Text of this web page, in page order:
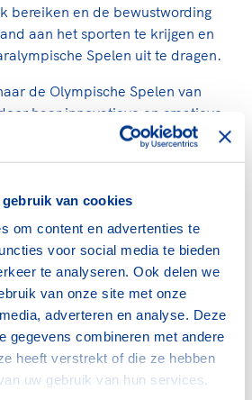
van cookies
om content en advertenties te
voor social media te bieden
te analyseren. Ook delen we
van onze site met onze
adverteren en analyse. Deze
gegevens combineren met andere
heeft verstrekt of die ze hebben
uw gebruik van hun services.
bereiken en de bewustwording
aan het sporten te krijgen en
Spelen uit te dragen.
de Olympische Spelen van
haar innovatieve en creatieve
voor NOC*NSF en haar
en haar partners.
marketing officer NOC*NSF:
Ocean zijn voor NOC*NSF heel
te realiseren. Op
zeker ook voor de hele
dat de sportdeelname sinds
vooral bij jongeren.
met Ocean, vol in om sport
te maken voor iedereen."